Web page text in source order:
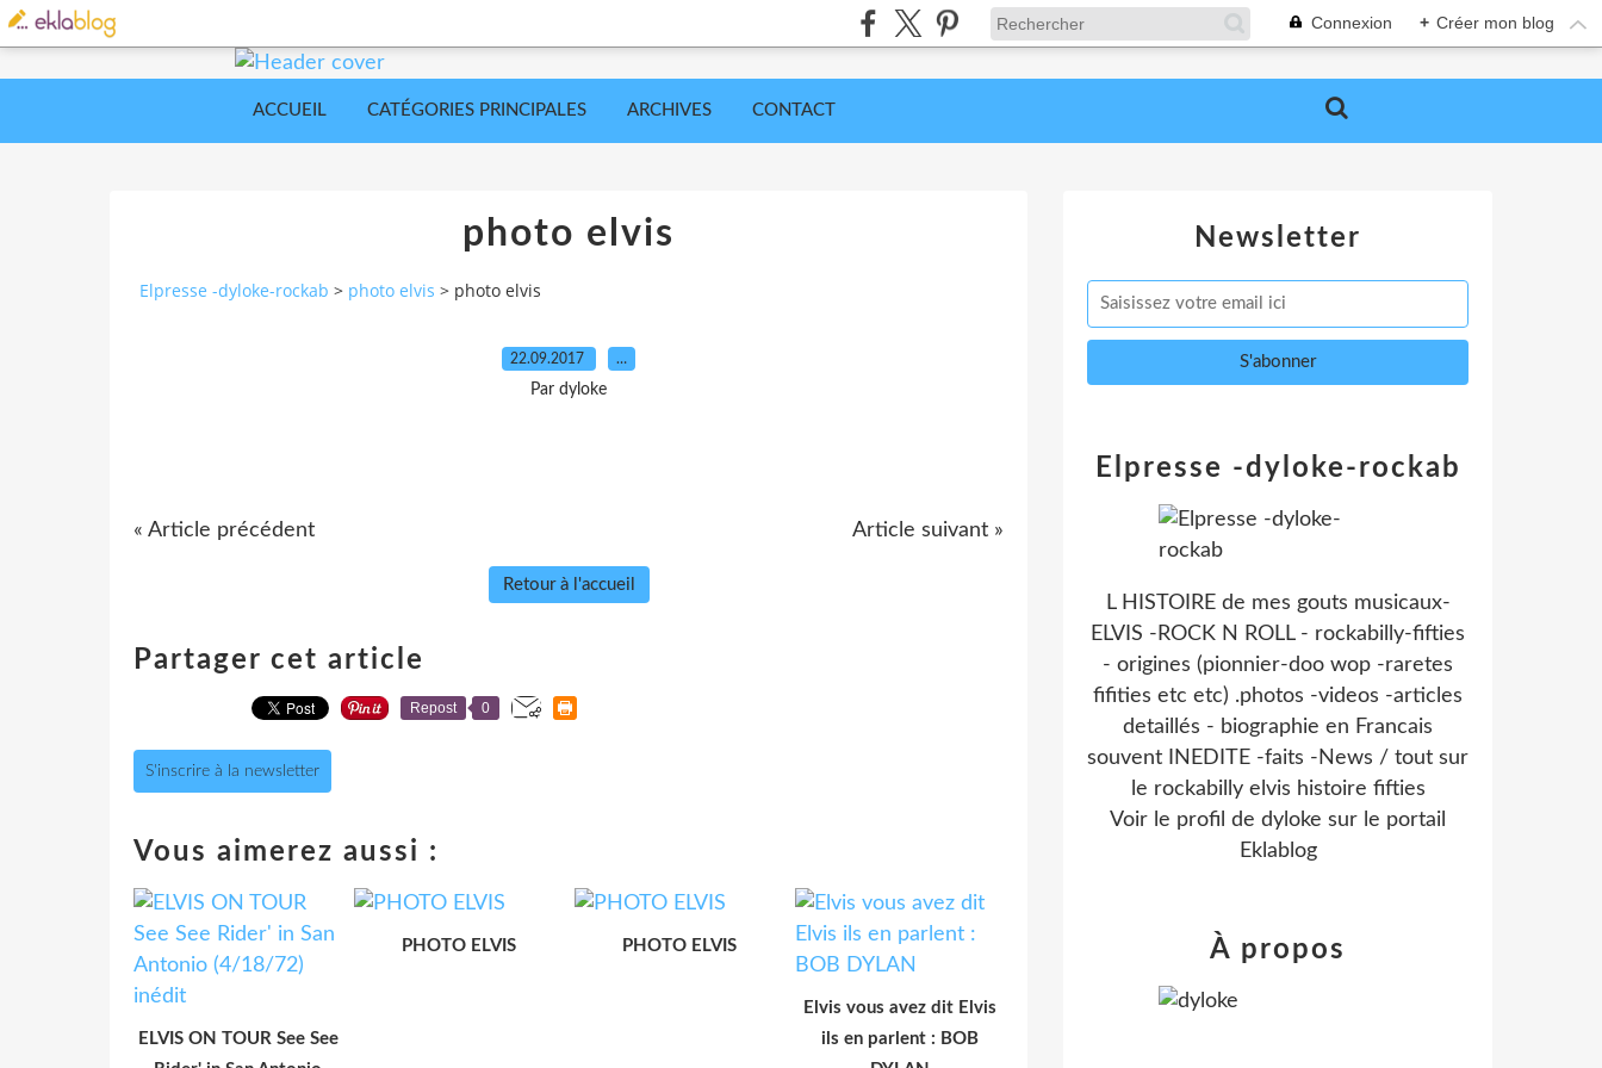
Connexion + Créer mon blog
ACCUEIL CATÉGORIES PRINCIPALES ARCHIVES CONTACT
photo elvis
Elpresse -dyloke-rockab > photo elvis > photo elvis
22.09.2017 …
Par dyloke
« Article précédent Article suivant »
Retour à l'accueil
Partager cet article
Repost 0
S'inscrire à la newsletter
Vous aimerez aussi :
ELVIS ON TOUR See See
PHOTO ELVIS PHOTO ELVIS
Elvis vous avez dit Elvis
ils en parlent : BOB
Newsletter
Elpresse -dyloke-rockab
L HISTOIRE de mes gouts musicaux-
ELVIS -ROCK N ROLL - rockabilly-fifties
- origines (pionnier-doo wop -raretes
fifities etc etc) .photos -videos -articles
detaillés - biographie en Francais
souvent INEDITE -faits -News / tout sur
le rockabilly elvis histoire fifties
Voir le profil de dyloke sur le portail
Eklablog
À propos